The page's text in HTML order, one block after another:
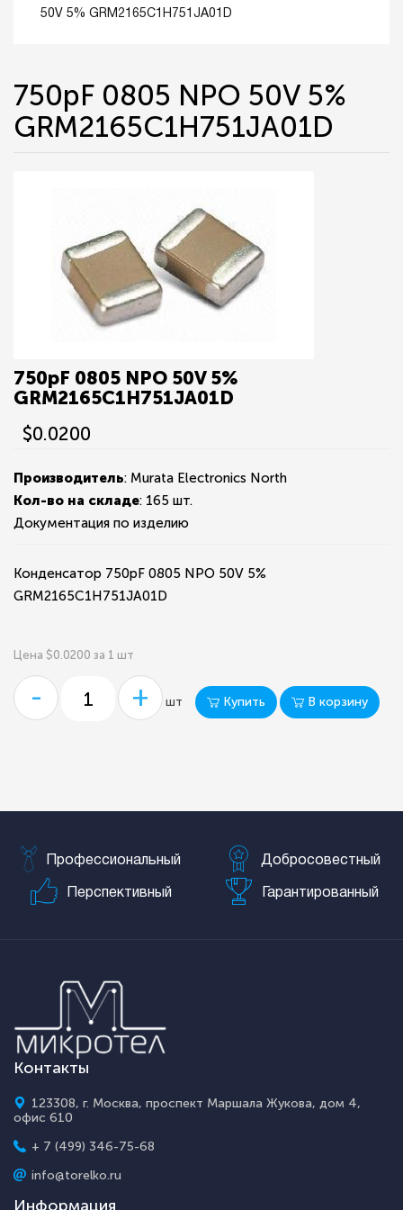
50V 5% GRM2165C1H751JA01D
750pF 0805 NPO 50V 5%
GRM2165C1H751JA01D
750pF 0805 NPO 50V 5%
GRM2165C1H751JA01D
$0.0200
Производитель: Murata Electronics North
Кол-во на складе: 165 шт.
Документация по изделию
Конденсатор 750pF 0805 NPO 50V 5%
GRM2165C1H751JA01D
Цена $0.0200 за 1 шт
- + шт Купить В корзину
Профессиональный Добросовестный
Перспективный Гарантированный
Контакты
123308, г. Москва, проспект Маршала Жукова, дом 4,
офис 610
+ 7 (499) 346-75-68
info@torelko.ru
Информация